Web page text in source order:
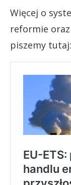
Więcej o
reformie
piszemy tutaj: